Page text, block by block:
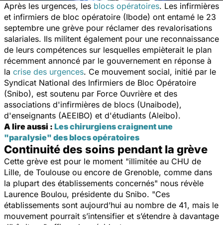
Après les urgences, les blocs opératoires. Les infirmières
et infirmiers de bloc opératoire (Ibode) ont entamé le 23
septembre une grève pour réclamer des revalorisations
salariales. Ils militent également pour une reconnaissance
de leurs compétences sur lesquelles empièterait le plan
récemment annoncé par le gouvernement en réponse à
la crise des urgences. Ce mouvement social, initié par le
Syndicat National des Infirmiers de Bloc Opératoire
(Snibo), est soutenu par Force Ouvrière et des
associations d'infirmières de blocs (Unaibode),
d'enseignants (AEEIBO) et d'étudiants (Aleibo).
A lire aussi : Les chirurgiens craignent une
"paralysie" des blocs opératoires
Continuité des soins pendant la grève
Cette grève est pour le moment "illimitée au CHU de
Lille, de Toulouse ou encore de Grenoble, comme dans
la plupart des établissements concernés" nous révèle
Laurence Boulou, présidente du Snibo. "Ces
établissements sont aujourd’hui au nombre de 41, mais le
mouvement pourrait s’intensifier et s’étendre à davantage